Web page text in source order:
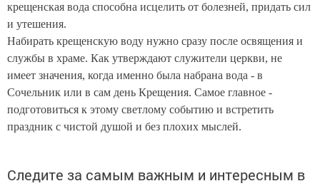
крещенская вода способна исцелить от болезней, придать сил
и утешения.
Набирать крещенскую воду нужно сразу после освящения и
службы в храме. Как утверждают служители церкви, не
имеет значения, когда именно была набрана вода - в
Сочельник или в сам день Крещения. Самое главное -
подготовиться к этому светлому событию и встретить
праздник с чистой душой и без плохих мыслей.
Следите за самым важным и интересным в